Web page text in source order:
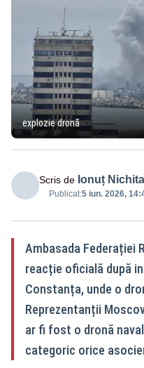
explozie dronă
Scris de Ionuț Nichita
Publicat:5 iun. 2026,
Ambasada Federației
reacție oficială după
Constanța, unde o
Reprezentanții
ar fi fost o dronă
categoric orice